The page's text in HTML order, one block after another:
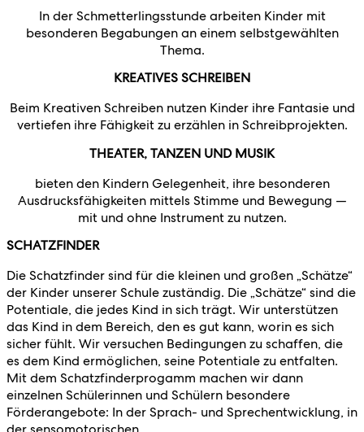
In der Schmetterlingsstunde arbeiten Kinder mit
besonderen Begabungen an einem selbstgewählten
Thema.
KREATIVES SCHREIBEN
Beim Kreativen Schreiben nutzen Kinder ihre Fantasie und
vertiefen ihre Fähigkeit zu erzählen in Schreibprojekten.
THEATER, TANZEN UND MUSIK
bieten den Kindern Gelegenheit, ihre besonderen
Ausdrucksfähigkeiten mittels Stimme und Bewegung —
mit und ohne Instrument zu nutzen.
SCHATZFINDER
Die Schatzfinder sind für die kleinen und großen „Schätze“
der Kinder unserer Schule zuständig. Die „Schätze“ sind die
Potentiale, die jedes Kind in sich trägt. Wir unterstützen
das Kind in dem Bereich, den es gut kann, worin es sich
sicher fühlt. Wir versuchen Bedingungen zu schaffen, die
es dem Kind ermöglichen, seine Potentiale zu entfalten.
Mit dem Schatzfinderprogamm machen wir dann
einzelnen Schülerinnen und Schülern besondere
Förderangebote: In der Sprach- und Sprechentwicklung, in